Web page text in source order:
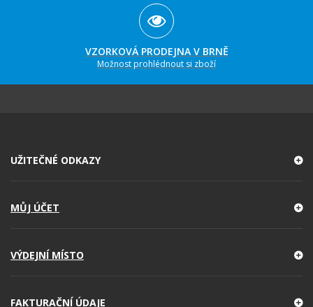
VZORKOVÁ PRODEJNA V BRNĚ
Možnost prohlédnout si zboží
UŽITEČNÉ ODKAZY
MŮJ ÚČET
VÝDEJNÍ MÍSTO
FAKTURAČNÍ ÚDAJE